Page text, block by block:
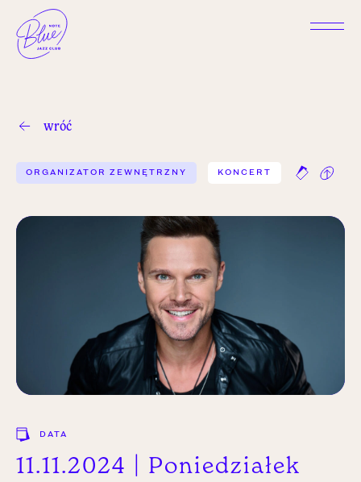
wróć
ORGANIZATOR ZEWNĘTRZNY KONCERT
DATA
11.11.2024 | Poniedziałek